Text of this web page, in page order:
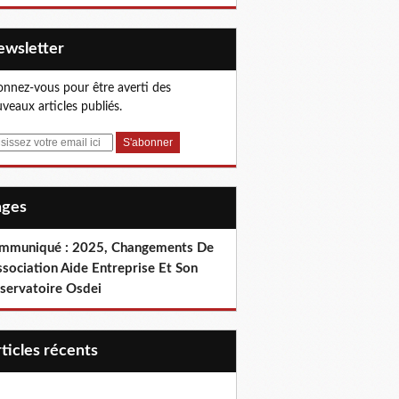
vous pour être averti des
articles publiés.
: 2025, Changements De
Aide Entreprise Et Son
Osdei
récents